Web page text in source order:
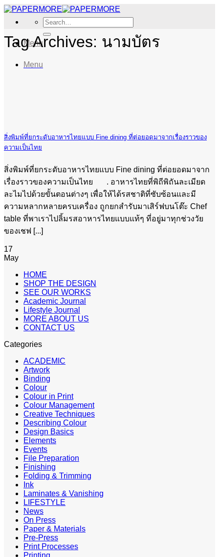
Skip
content
Search
for:
Menu
Menu
Tag Archives: นามบัตร
สิ่งพิมพ์ที่ยกระดับอาหารไทยแบบ Fine dining ที่ต่อยอดมาจากเรื่องราวของ
ความเป็นไทย
สิ่งพิมพ์ที่ยกระดับอาหารไทยแบบ Fine dining ที่ต่อยอดมาจาก
เรื่องราวของความเป็นไทย . อาหารไทยที่พิถีพิถันละเมียด
ละไมไปด้วยขั้นตอนต่างๆ เพื่อให้ได้รสชาติที่ซับซ้อนและมี
ความหลากหลายครบเครื่อง ถูกยกสำรับมาเสิร์ฟบนโต๊ะ Chef
table ที่พาเราไปลิ้มรสอาหารไทยแบบแท้ๆ ที่อยู่มาทุกช่วงวัย
ของเชฟ [...]
17
May
HOME
SHOP THE DESIGN
SEE OUR WORKS
Academic Journal
Lifestyle Journal
MORE ABOUT US
CONTACT US
Categories
ACADEMIC
Artwork
Binding
Colour
Colour in Print
Colour Management
Creative Techniques
Describing Colour
Design Basics
Elements
Events
File Preparation
Finishing
Folding & Trimming
Ink
Laminates & Vanishing
LIFESTYLE
News
On Press
Paper & Materials
Pre-Press
Print Processes
Printing